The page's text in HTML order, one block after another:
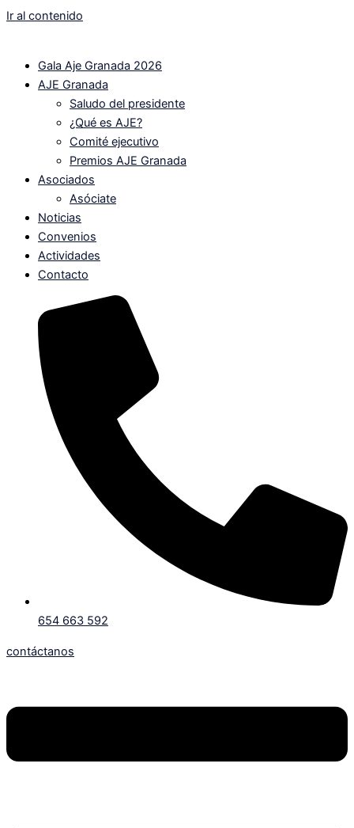
Ir al contenido
Gala Aje Granada 2026
AJE Granada
Saludo del presidente
¿Qué es AJE?
Comité ejecutivo
Premios AJE Granada
Asociados
Asóciate
Noticias
Convenios
Actividades
Contacto
654 663 592
contáctanos